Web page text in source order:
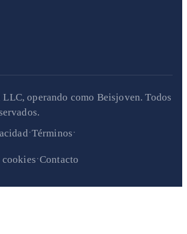
operando como Beisjoven. Todos
·Términos·
cookies·Contacto